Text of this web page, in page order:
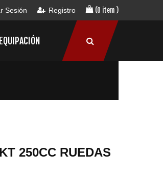
Sesión Registro (0 item )
EQUIPACIÓN
250CC RUEDAS